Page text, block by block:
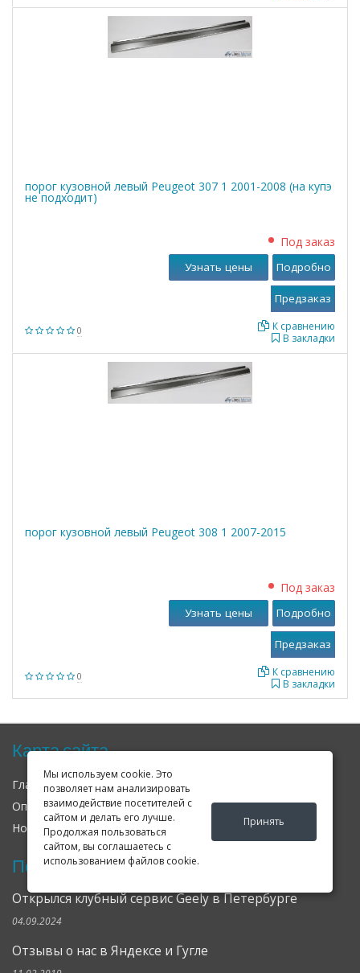
Мы используем cookie. Это
позволяет нам анализировать
взаимодействие посетителей с
сайтом и делать его лучше.
Продолжая пользоваться
сайтом, вы соглашаетесь с
использованием файлов cookie.
Принять
порог кузовной левый Peugeot 307 1 2001-2008 (на купэ
не подходит)
0
Под заказ
В закладки
К сравнению
Узнать цены Подробно
порог кузовной левый Peugeot 308 1 2007-2015
0
Под заказ
В закладки
К сравнению
Узнать цены Подробно
Карта сайта
Главная О нас
Оплата
Доставка
Гарантия
Новости
Оферта Соглашение
Последние новости
Открылся клубный сервис Geely в Петербурге
04.09.2024
Отзывы о нас в Яндексе и Гугле